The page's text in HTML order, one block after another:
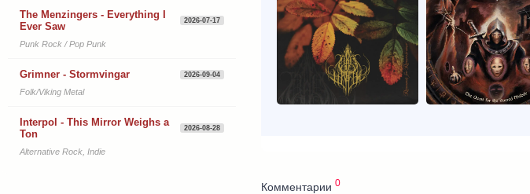
Комментарии 0
The Menzingers - Everything I
Ever Saw
2026-07-17
Punk Rock / Pop Punk
Grimner - Stormvingar 2026-09-04
Folk/Viking Metal
Interpol - This Mirror Weighs a
Ton
2026-08-28
Alternative Rock, Indie